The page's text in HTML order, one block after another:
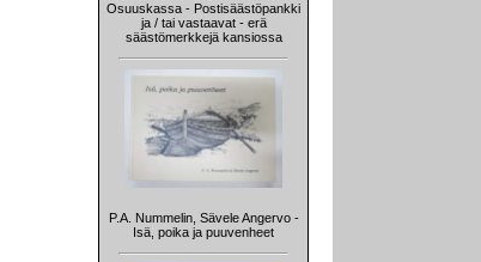
Osuuskassa - Postisäästöpankki
ja / tai vastaavat - erä
säästömerkkejä kansiossa
P.A. Nummelin, Sävele Angervo -
Isä, poika ja puuvenheet